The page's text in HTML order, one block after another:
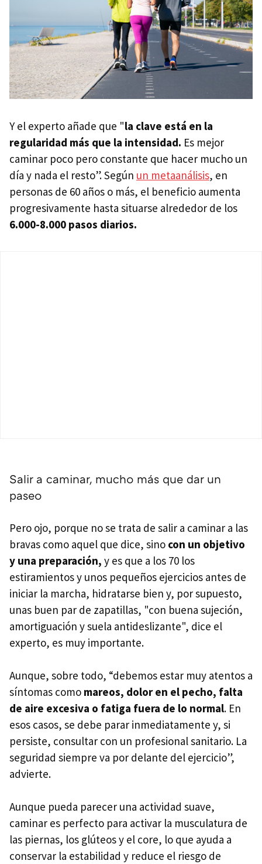
Y el experto añade que "la clave está en la
regularidad más que la intensidad. Es mejor
caminar poco pero constante que hacer mucho un
día y nada el resto”. Según un metaanálisis, en
personas de 60 años o más, el beneficio aumenta
progresivamente hasta situarse alrededor de los
6.000-8.000 pasos diarios.
Salir a caminar, mucho más que dar un
paseo
Pero ojo, porque no se trata de salir a caminar a las
bravas como aquel que dice, sino con un objetivo
y una preparación, y es que a los 70 los
estiramientos y unos pequeños ejercicios antes de
iniciar la marcha, hidratarse bien y, por supuesto,
unas buen par de zapatillas, "con buena sujeción,
amortiguación y suela antideslizante", dice el
experto, es muy importante.
Aunque, sobre todo, “debemos estar muy atentos a
síntomas como mareos, dolor en el pecho, falta
de aire excesiva o fatiga fuera de lo normal. En
esos casos, se debe parar inmediatamente y, si
persiste, consultar con un profesional sanitario. La
seguridad siempre va por delante del ejercicio”,
advierte.
Aunque pueda parecer una actividad suave,
caminar es perfecto para activar la musculatura de
las piernas, los glúteos y el core, lo que ayuda a
conservar la estabilidad y reduce el riesgo de